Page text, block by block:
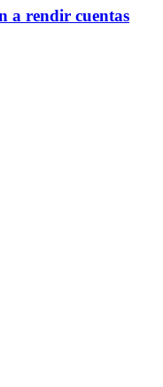
a rendir cuentas